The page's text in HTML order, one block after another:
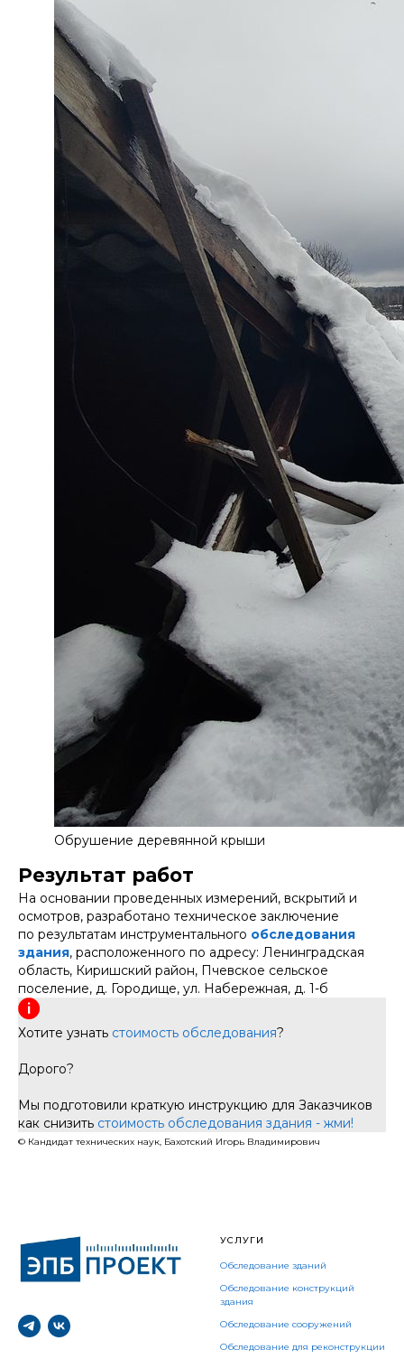
Обрушение деревянной крыши
Результат работ
На основании проведенных измерений, вскрытий и
осмотров, разработано техническое заключение
по результатам инструментального обследования
здания, расположенного по адресу: Ленинградская
область, Киришский район, Пчевское сельское
поселение, д. Городище, ул. Набережная, д. 1-б
Хотите узнать стоимость обследования?
Дорого?
Мы подготовили краткую инструкцию для Заказчиков
как снизить стоимость обследования здания - жми!
© Кандидат технических наук, Бахотский Игорь Владимирович
УСЛУГИ
Обследование зданий
Обследование конструкций
здания
Обследование сооружений
Обследование для реконструкции